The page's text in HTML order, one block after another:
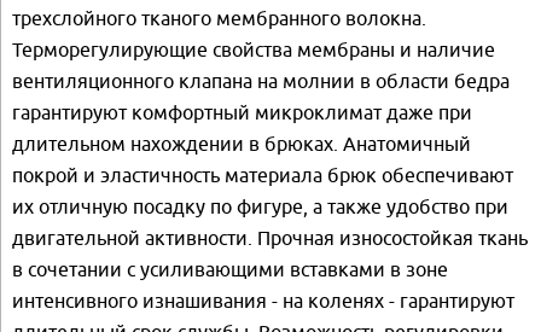
трехслойного тканого мембранного волокна.
Терморегулирующие свойства мембраны и наличие
вентиляционного клапана на молнии в области бедра
гарантируют комфортный микроклимат даже при
длительном нахождении в брюках. Анатомичный
покрой и эластичность материала брюк обеспечивают
их отличную посадку по фигуре, а также удобство при
двигательной активности. Прочная износостойкая ткань
в сочетании с усиливающими вставками в зоне
интенсивного изнашивания - на коленях - гарантируют